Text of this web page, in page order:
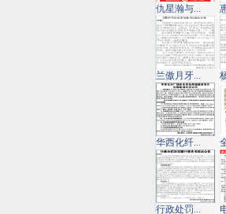
仇星瀚与...
兰傲月牙...
华西化纤...
行政处罚...